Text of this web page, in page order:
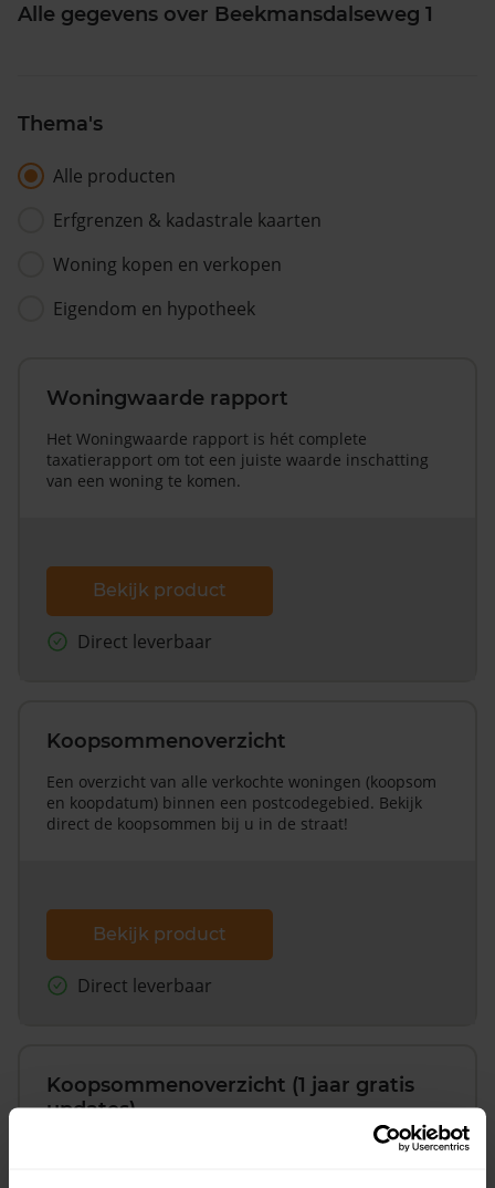
Alle gegevens over Beekmansdalseweg 1
Thema's
Alle producten
Erfgrenzen & kadastrale kaarten
Woning kopen en verkopen
Eigendom en hypotheek
Woningwaarde rapport
Het Woningwaarde rapport is hét complete
taxatierapport om tot een juiste waarde inschatting
van een woning te komen.
Bekijk product
Direct leverbaar
Koopsommenoverzicht
Een overzicht van alle verkochte woningen (koopsom
en koopdatum) binnen een postcodegebied. Bekijk
direct de koopsommen bij u in de straat!
Bekijk product
Direct leverbaar
Koopsommenoverzicht (1 jaar gratis
updates)